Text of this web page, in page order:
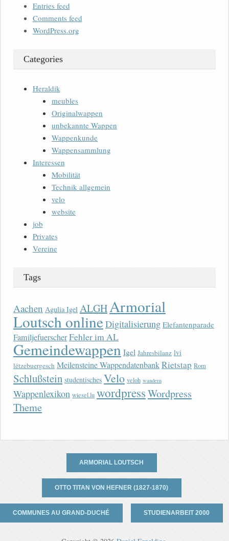
Entries feed
Comments feed
WordPress.org
Categories
Heraldik
meubles
Originalwappen
unbekannte Wappen
Wappenkunde
Wappensammlung
Interessen
Mobilität
Technik allgemein
velo
website
job
Privates
Vereine
Tags
Aachen Agulia Igel ALGHArmorial
Loutsch onlineDigitalisierung Elefantenparade
FamiljefuerscherFehler im AL
Gemeindewappen Igel Jahresbilanz lvi
lëtzebuergesch Meilensteine WappendatenbankRietstap Rom
Schlußstein studentisches Velo veloh wandern
Wappenlexikon wiesel.lu wordpressWordpress
Theme
ARMORIAL LOUTSCH
OTTO TITAN VON HEFNER (1827-1870)
COMMUNES AU GRAND-DUCHÉ STUDIENARBEIT 2000